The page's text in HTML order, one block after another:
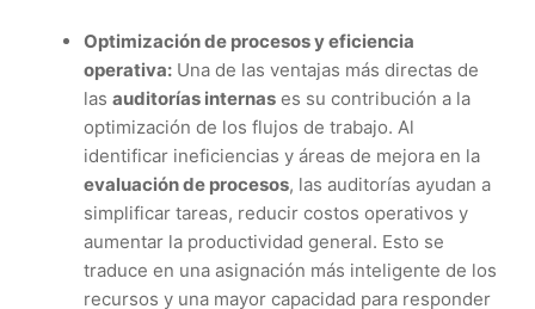
Optimización de procesos y eficiencia
operativa: Una de las ventajas más directas de
las auditorías internas es su contribución a la
optimización de los flujos de trabajo. Al
identificar ineficiencias y áreas de mejora en la
evaluación de procesos, las auditorías ayudan a
simplificar tareas, reducir costos operativos y
aumentar la productividad general. Esto se
traduce en una asignación más inteligente de los
recursos y una mayor capacidad para responder